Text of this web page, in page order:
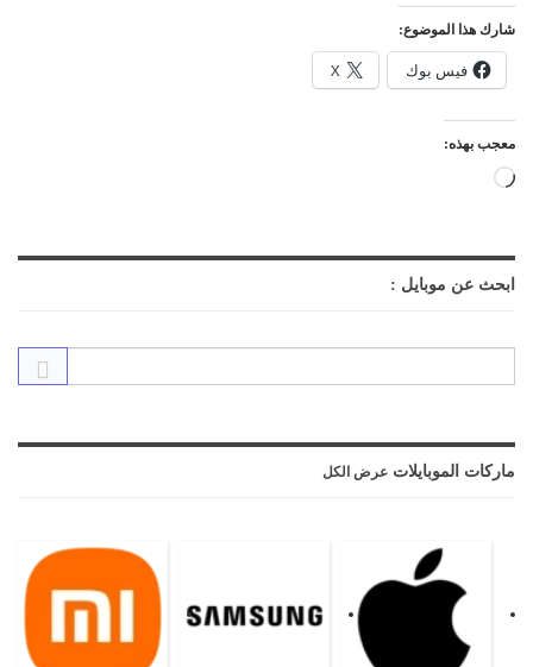
شارك هذا الموضوع:
فيس بوك X
معجب بهذه:
جاري
ابحث عن موبايل :
ماركات الموبايلات عرض الكل